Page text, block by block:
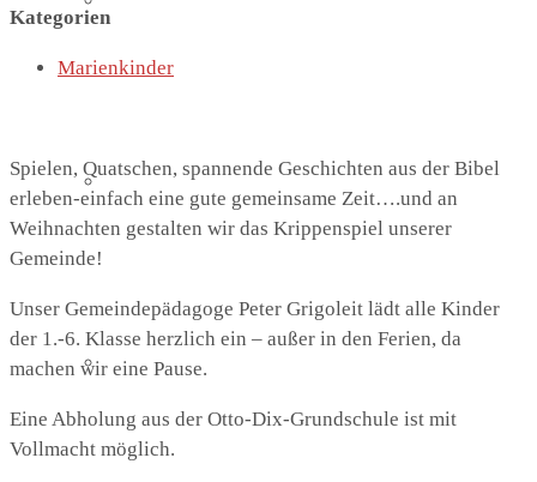
Lutherhaus
Partnergemeinde
Kategorien
Marienkinder
Spielen, Quatschen, spannende Geschichten aus der Bibel
erleben-einfach eine gute gemeinsame Zeit….und an
Weihnachten gestalten wir das Krippenspiel unserer
Gemeinde!
Unser Gemeindepädagoge Peter Grigoleit lädt alle Kinder
der 1.-6. Klasse herzlich ein – außer in den Ferien, da
machen wir eine Pause.
Eine Abholung aus der Otto-Dix-Grundschule ist mit
Vollmacht möglich.